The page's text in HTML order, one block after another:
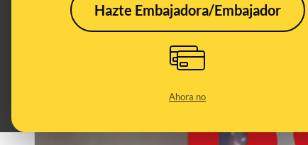
Hazte Embajadora/Embajador
Ahora no